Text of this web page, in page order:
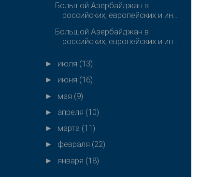
Большой Азербайджан в
российских, европейских и ин...
Большой Азербайджан в
российских, европейских и ин...
► июля (13)
► июня (16)
► мая (9)
► апреля (10)
► марта (11)
► февраля (22)
► января (18)